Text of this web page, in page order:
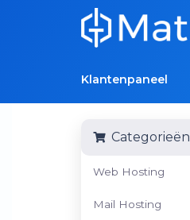
Klantenpaneel
Categorieën
Web Hosting
Mail Hosting